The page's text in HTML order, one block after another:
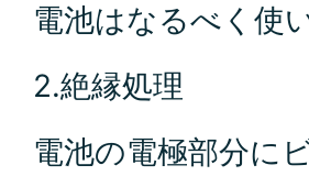
電池はなるべく使
2.絶縁処理
電池の電極部分に